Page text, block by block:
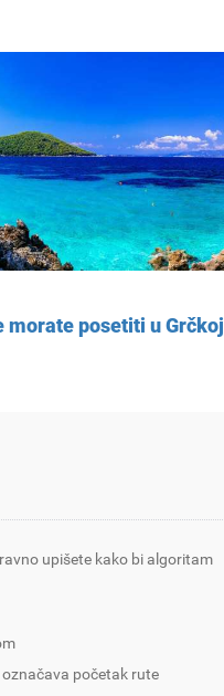
morate posetiti u Grčkoj
upišete kako bi algoritam
početak rute